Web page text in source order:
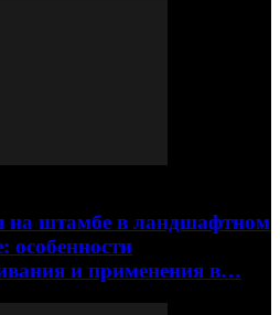
на штамбе в ландшафтном
особенности
и применения в…